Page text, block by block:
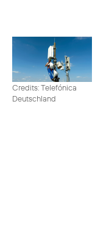
Credits: Telefónica
Deutschland